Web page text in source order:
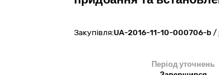
Закупівля:UA-2016-11-10-000706-b /
Період уточнень